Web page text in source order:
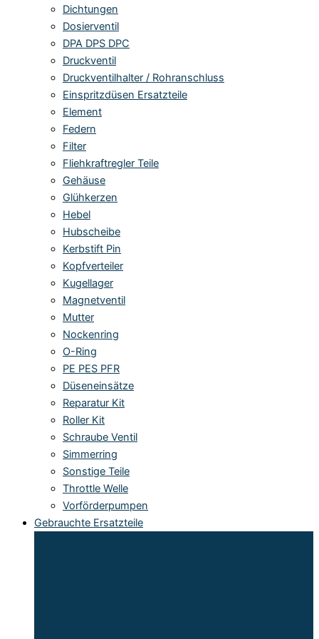
Dichtungen
Dosierventil
DPA DPS DPC
Druckventil
Druckventilhalter / Rohranschluss
Einspritzdüsen Ersatzteile
Element
Federn
Filter
Fliehkraftregler Teile
Gehäuse
Glühkerzen
Hebel
Hubscheibe
Kerbstift Pin
Kopfverteiler
Kugellager
Magnetventil
Mutter
Nockenring
O-Ring
PE PES PFR
Düseneinsätze
Reparatur Kit
Roller Kit
Schraube Ventil
Simmerring
Sonstige Teile
Throttle Welle
Vorförderpumpen
Gebrauchte Ersatzteile